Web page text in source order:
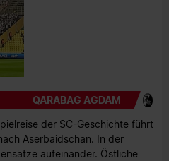
QARABAG AGDAM
der SC-Geschichte führt
Aserbaidschan. In der
aufeinander. Östliche